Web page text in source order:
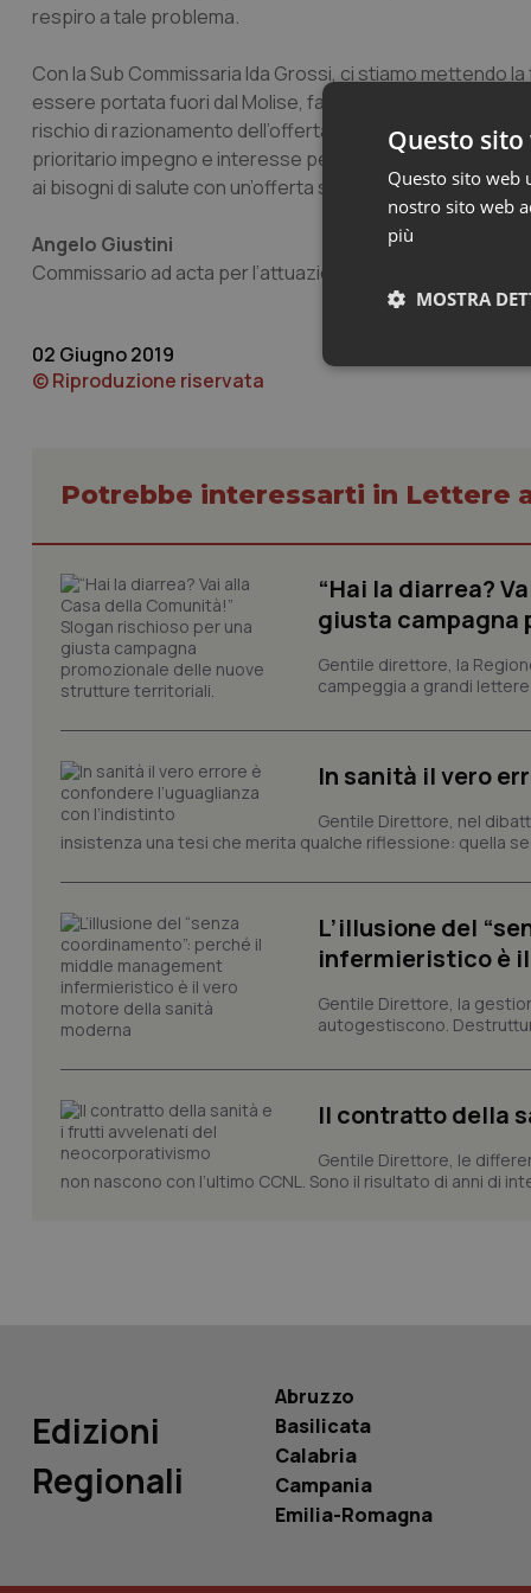
respiro a tale problema.
Con la Sub Commissaria Ida Grossi, ci stiamo mettendo
essere portata fuori dal Molise, fatta conoscere a livello
rischio di razionamento dell’offerta sanitaria e dei servizi
prioritario impegno e interesse per una responsabilità di
ai bisogni di salute con un’offerta sanitaria che riduca le
Angelo Giustini
Commissario ad acta per l’attuazione del vigente piano
02 Giugno 2019
© Riproduzione riservata
Potrebbe interessarti in Lettere
“Hai la diarrea?
giusta campagna
Gentile direttore, la
campeggia a grandi lettere
In sanità il vero
Gentile Direttore, nel
insistenza una tesi che merita qualche riflessione: quella
L’illusione del
infermieristico è
Gentile Direttore, la
autogestiscono.
Il contratto della
Gentile Direttore, le
non nascono con l’ultimo CCNL. Sono il risultato di anni di
Edizioni
Regionali
Abruzzo
Basilicata
Calabria
Campania
Emilia-Romagna
Questo
Questo sito web
nostro sito web
più
MOSTRA
I cookie necessari
e l'accesso alle aree
tracking-sites-
tracking-sites-
session-id
_ga
PHPSESSID
__Secure-YNID